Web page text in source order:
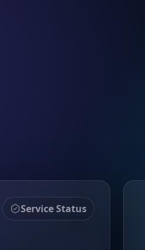
Service Status